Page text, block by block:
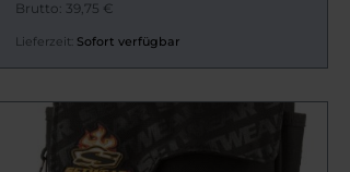
Brutto: 39,75 €
Lieferzeit: Sofort verfügbar